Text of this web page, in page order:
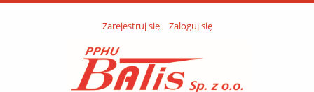
Zarejestruj się Zaloguj się